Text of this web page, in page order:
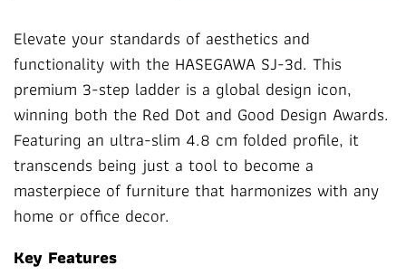
Elevate your standards of aesthetics and
functionality with the HASEGAWA SJ-3d. This
premium 3-step ladder is a global design icon,
winning both the Red Dot and Good Design Awards.
Featuring an ultra-slim 4.8 cm folded profile, it
transcends being just a tool to become a
masterpiece of furniture that harmonizes with any
home or office decor.
Key Features